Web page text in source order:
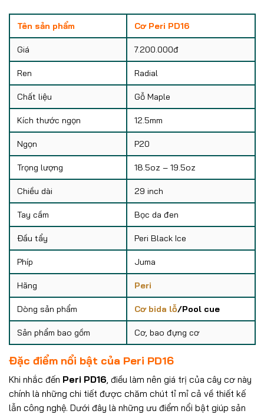
Tên sản phẩm Cơ Peri PD16
Giá 7.200.000đ
Ren Radial
Chất liệu Gỗ Maple
Kích thước ngọn 12.5mm
Ngọn P20
Trọng lượng 18.5oz – 19.5oz
Chiều dài 29 inch
Tay cầm Bọc da đen
Đầu tẩy Peri Black Ice
Phíp Juma
Hãng Peri
Dòng sản phẩm Cơ bida lỗ/Pool cue
Sản phẩm bao gồm Cơ, bao đựng cơ
Đặc điểm nổi bật của Peri PD16
Khi nhắc đến Peri PD16 , điều làm nên giá trị của cây cơ này
chính là những chi tiết được chăm chút tỉ mỉ cả về thiết kế
lẫn công nghệ. Dưới đây là những ưu điểm nổi bật giúp sản